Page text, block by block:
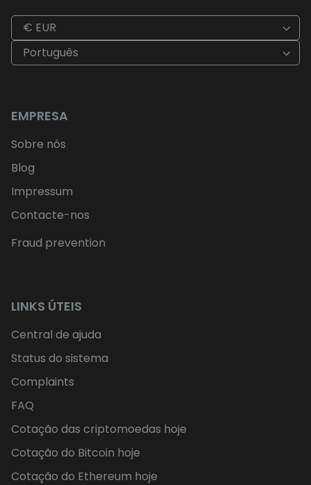
€ EUR
Português
EMPRESA
Sobre nós
Blog
Impressum
Contacte-nos
Fraud prevention
LINKS ÚTEIS
Central de ajuda
Status do sistema
Complaints
FAQ
Cotação das criptomoedas hoje
Cotação do Bitcoin hoje
Cotação do Ethereum hoje